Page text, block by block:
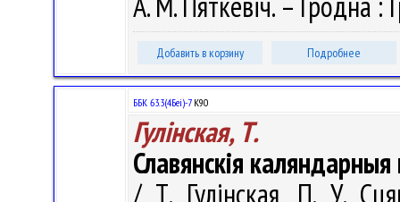
Добавить в корзину Подробнее
ББК 63.3(4Беі)-7К90
Гулінская, Т.
Славянскія
/ Т. Гулінская, П. У.